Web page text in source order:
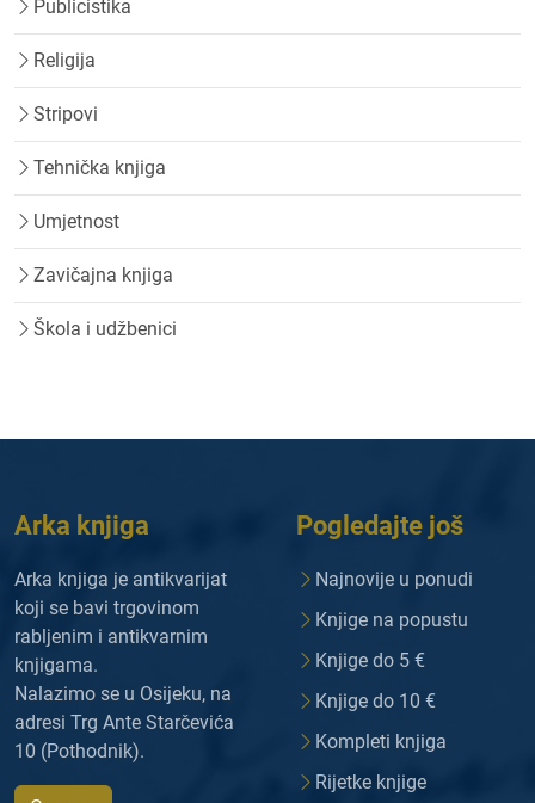
Publicistika
Religija
Stripovi
Tehnička knjiga
Umjetnost
Zavičajna knjiga
Škola i udžbenici
Arka knjiga
Arka knjiga je antikvarijat
koji se bavi trgovinom
rabljenim i antikvarnim
knjigama.
Nalazimo se u Osijeku, na
adresi Trg Ante Starčevića
10 (Pothodnik).
Pogledajte još
Najnovije u ponudi
Knjige na popustu
Knjige do 5 €
Knjige do 10 €
Kompleti knjiga
Rijetke knjige